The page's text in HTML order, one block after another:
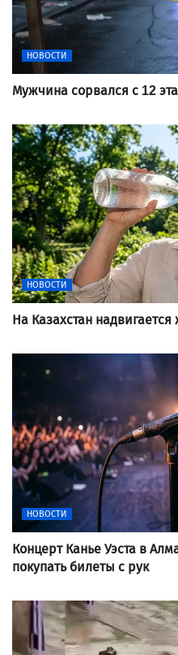
НОВОСТИ
Мужчина сорвался с 12
НОВОСТИ
На Казахстан
НОВОСТИ
Концерт Канье Уэста в
покупать билеты с рук